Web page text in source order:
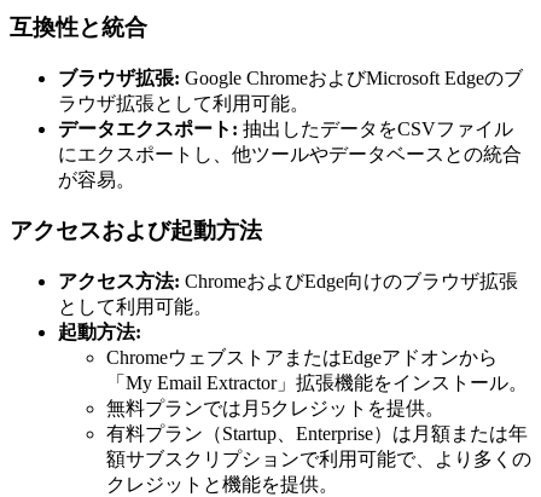
互換性と統合
ブラウザ拡張: Google ChromeおよびMicrosoft Edgeのブ
ラウザ拡張として利用可能。
データエクスポート: 抽出したデータをCSVファイル
にエクスポートし、他ツールやデータベースとの統合
が容易。
アクセスおよび起動方法
アクセス方法: ChromeおよびEdge向けのブラウザ拡張
として利用可能。
起動方法:
ChromeウェブストアまたはEdgeアドオンから
「My Email Extractor」拡張機能をインストール。
無料プランでは月5クレジットを提供。
有料プラン（Startup、Enterprise）は月額または年
額サブスクリプションで利用可能で、より多くの
クレジットと機能を提供。